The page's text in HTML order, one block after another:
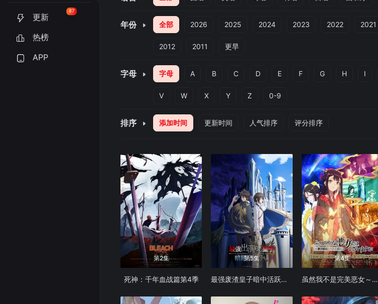
更新
87
热榜
APP
年份 全部 2026 2025 2024 2023 2022 2021
2012 2011 更早
字母 字母 A B C D E F G H I
V W X Y Z 0-9
排序 添加时间 更新时间 人气排序 评分排序
第2集
死神：千年血战篇第4季
第5集
最强废渣皇子暗中活跃于帝位之争
第4集
虽然我不是完美恶女～雏宫蝶鼠替换传